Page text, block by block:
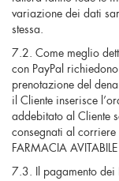
variazione dei dati
stessa.
7.2. Come meglio
con PayPal
prenotazione del
il Cliente inserisce
addebitato al Cliente
consegnati al
FARMACIA
7.3. Il pagamento dei